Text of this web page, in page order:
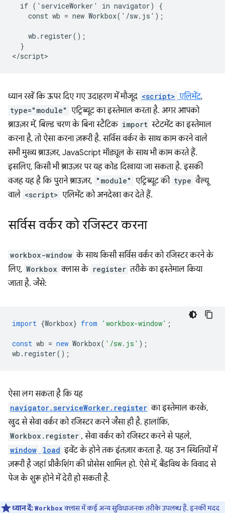
  if ('serviceWorker' in navigator) {
    const wb = new Workbox('/sw.js');
    wb.register();
  }
ध्यान रखें कि ऊपर दिए गए उदाहरण में मौजूद <script> एलिमेंट,
type="module" एट्रिब्यूट का इस्तेमाल करता है. अगर आपको
ब्राउज़र में, बिल्ड चरण के बिना स्टैटिक import स्टेटमेंट का इस्तेमाल
करना है, तो ऐसा करना ज़रूरी है. सर्विस वर्कर के साथ काम करने वाले
सभी मुख्य ब्राउज़र, JavaScript मॉड्यूल के साथ भी काम करते हैं.
इसलिए, किसी भी ब्राउज़र पर यह कोड दिखाया जा सकता है. इसकी
वजह यह है कि पुराने ब्राउज़र, "module" एट्रिब्यूट की type वैल्यू
वाले <script> एलिमेंट को अनदेखा कर देते हैं.
सर्विस वर्कर को रजिस्टर करना
workbox-window के साथ किसी सर्विस वर्कर को रजिस्टर करने के
लिए, Workbox क्लास के register तरीके का इस्तेमाल किया
जाता है. जैसे:
import {Workbox} from 'workbox-window' ;
const wb = new Workbox( '/sw.js' );
wb . register();
ऐसा लग सकता है कि यह
navigator.serviceWorker.register का इस्तेमाल करके,
खुद से सेवा वर्कर को रजिस्टर करने जैसा ही है. हालांकि,
Workbox.register , सेवा वर्कर को रजिस्टर करने से पहले,
window load इवेंट के होने तक इंतज़ार करता है. यह उन स्थितियों में
ज़रूरी है जहां प्रीकैशिंग की प्रोसेस शामिल हो. ऐसे में, बैंडविथ के विवाद से
पेज के शुरू होने में देरी हो सकती है.
ध्यान दें:Workboxक्लास में कई अन्य सुविधाजनक तरीके उपलब्ध हैं. इनकी मदद